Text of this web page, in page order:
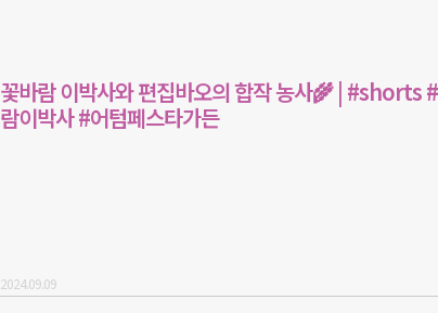
꽃바람 이박사와 편집바오의 합작 농사🌾 | #shorts
람이박사 #어텀페스타가든
2024.09.09